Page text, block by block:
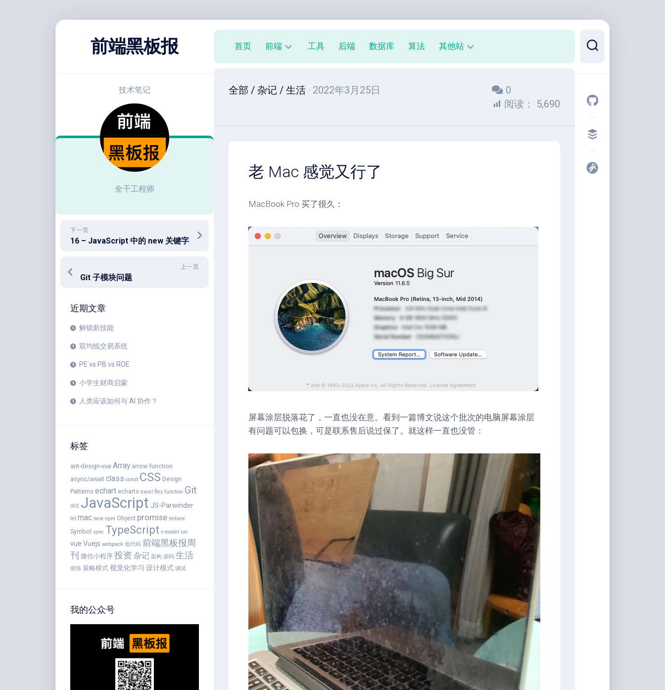
前端黑板报
技术笔记
全干工程师
下一页
16 – JavaScript 中的 new 关键字
上一页
Git 子模块问题
近期文章
解锁新技能
双均线交易系统
PE vs PB vs ROE
小学生财商启蒙
人类应该如何与 AI 协作？
标签
ant-design-vue Array arrow function
async/await class const CSS Design
Patterns echart echarts excel flex function Git
IIFE JavaScript JS-Parwinder
let mac new npm Object promise reduce
Symbol sync TypeScript v-model var
vue Vuejs webpack 低代码 前端黑板报周
刊 微信小程序 投资 杂记 架构 源码 生活
疫情 策略模式 视觉化学习 设计模式 调试
我的公众号
首页 前端
端
工具 后端 数据库 算法 其他站
辑
器
豆
瓣
年
度
书
备
Vue
全
桶
Qwerty-
Learner
画
板
JS-
Version
转
图
音
全部 / 杂记 / 生活 · 2022年3月25日
0
阅读：
5,690
老 Mac 感觉又行了
MacBook Pro 买了很久：
屏幕涂层脱落花了，一直也没在意。看到一篇博文说这个批次的电脑屏幕涂层
有问题可以包换，可是联系售后说过保了。就这样一直也没管：